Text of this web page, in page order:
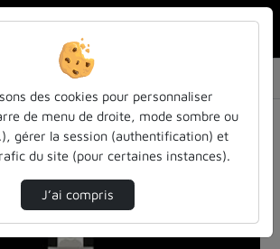
et conceptions socio-éco…
Lire
des cookies pour personnaliser
de menu de droite, mode sombre ou
gérer la session (authentification) et
du site (pour certaines instances).
J’ai compris